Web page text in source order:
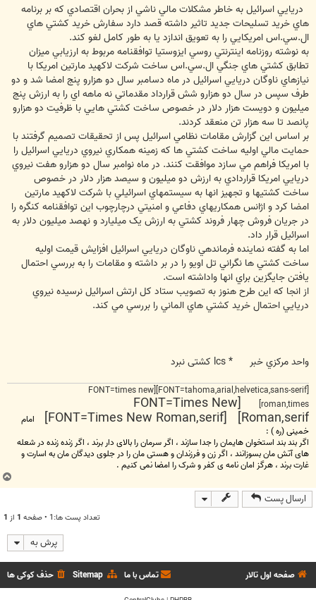
دريايي اسرائيل به خاطر مشکلات مالي ناشي از بحران اقتصادي که بر برنامه
هاي خريد تسليحات جديد تاثير داشته قصد دارد سفارش خريد کشتي هاي
ال.سي.اس امريکايي را به تعويق اندازد يا به طور کامل لغو کند.
به نوشته روزنامه اينترنتي روسي ايزوستيا توافقنامه مربوط به ارزيابي ميزان
تطابق کشتي هاي جنگي ال.سي.اس ساخت شرکت لاکهيد مارتين امريکا با
نيازهاي ناوگان دريايي اسرائيل در ماه دسامبر سال دو هزارو پنج امضا شد و دو
طرف سپس در سال دو هزارو شش قرارداد مقدماتي نه ماهه اي را به ارزش پنج
ميليون و دويست هزار دلار در خصوص ساخت کشتي هايي با ظرفيت دو هزارو
پانصد تا سه هزار تن منعقد کردند.
بر اساس اين گزارش مقامات نظامي اسرائيل پس از تحقيقات تصميم گرفتند با
حمايت مالي اوليه ساخت کشتي ها که زمينه همکاري نيروي دريايي اسرائيل را
با امريکا فراهم مي سازد موافقت کنند. در ماه نوامبر سال دو هزارو هفت نيروي
دريايي امريکا قراردادي به ارزش دو ميليون و سيصد هزار دلار در خصوص
ساخت کشتيها و تجهيز انها به سيستمهاي اسرائيلي با شرکت لاکهيد مارتين
امضا کرد و اژانس همکاريهاي دفاعي و امنيتي درچارچوب اين توافقنامه کنگره را
در جريان فروش چهار فروند کشتي به ارزش يک ميليارد و نهصد ميليون دلار به
اسرائيل قرار داد.
اما به گفته نماينده فرماندهي ناوگان دريايي اسرائيل افزايش قيمت اوليه
ساخت کشتي ها نگراني تل اويو را در بر داشته و مقامات را به بررسي احتمال
يافتن جايگزين براي انها واداشته است.
از انجا که اين طرح هنوز به تصويب ستاد کل ارتش اسرائيل نرسيده نيروي
دريايي احتمال خريد کشتي هاي الماني را بررسي مي کند.
واحد مرکزي خبر * lcs کشتی نبرد
[FONT=tahoma,arial,helvetica,sans-serif][FONT=times new
roman,times]
[FONT=Times New
Roman,serif] [FONT=Times New Roman,serif]
امام
خمینی (ره ) :
اگر بند بند استخوان هایمان را جدا سازند ، اگر سرمان را بالای دار برند ، اگر زنده زنده در شعله
های آتش مان بسوزانند ، اگر زن و فرزندان و هستی مان را در جلوی دیدگان مان به اسارت و
غارت برند ، هرگز امان نامه ی کفر و شرک را امضا نمی کنیم .
ارسال پست
تعداد پست ها:1 • صفحه 1 از 1
پرش به
صفحه اول تالار حذف کوکی ها Sitemap تماس با ما